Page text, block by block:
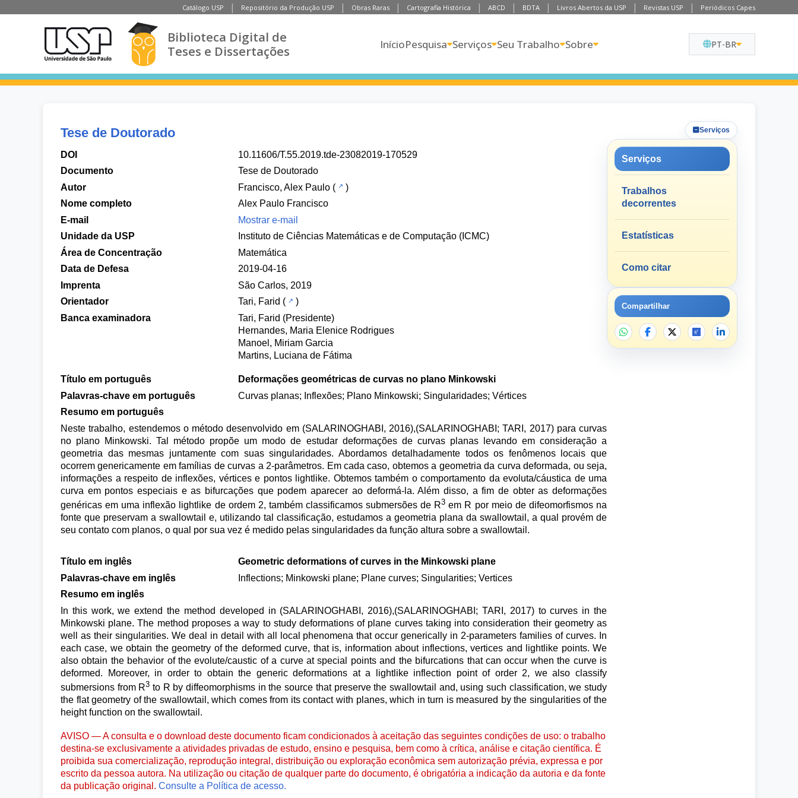
Catálogo USP Repositório da Produção USP Obras Raras Cartografia Histórica ABCD BDTA Livros Abertos da USP Revistas USP Periódicos Capes
Biblioteca Digital de
Teses e Dissertações
InícioPesquisa Serviços Seu Trabalho Sobre PT-BR
Tese de Doutorado
DOI
10.11606/T.55.2019.tde-23082019-170529
Documento
Tese de Doutorado
Autor
Francisco, Alex Paulo (
)
Nome completo
Alex Paulo Francisco
E-mail
Mostrar e-mail
Unidade da USP
Instituto de Ciências Matemáticas e de Computação (ICMC)
Área de Concentração
Matemática
Data de Defesa
2019-04-16
Imprenta
São Carlos, 2019
Orientador
Tari, Farid (
)
Banca examinadora
Tari, Farid (Presidente)
Hernandes, Maria Elenice Rodrigues
Manoel, Miriam Garcia
Martins, Luciana de Fátima
Título em português
Deformações geométricas de curvas no plano Minkowski
Palavras-chave em português
Curvas planas; Inflexões; Plano Minkowski; Singularidades; Vértices
Resumo em português
Neste trabalho, estendemos o método desenvolvido em (SALARINOGHABI, 2016),(SALARINOGHABI; TARI, 2017) para curvas
no plano Minkowski. Tal método propõe um modo de estudar deformações de curvas planas levando em consideração a
geometria das mesmas juntamente com suas singularidades. Abordamos detalhadamente todos os fenômenos locais que
ocorrem genericamente em famílias de curvas a 2-parâmetros. Em cada caso, obtemos a geometria da curva deformada, ou seja,
informações a respeito de inflexões, vértices e pontos lightlike. Obtemos também o comportamento da evoluta/cáustica de uma
curva em pontos especiais e as bifurcações que podem aparecer ao deformá-la. Além disso, a fim de obter as deformações
genéricas em uma inflexão lightlike de ordem 2, também classificamos submersões de R3 em R por meio de difeomorfismos na
fonte que preservam a swallowtail e, utilizando tal classificação, estudamos a geometria plana da swallowtail, a qual provém de
seu contato com planos, o qual por sua vez é medido pelas singularidades da função altura sobre a swallowtail.
Título em inglês
Geometric deformations of curves in the Minkowski plane
Palavras-chave em inglês
Inflections; Minkowski plane; Plane curves; Singularities; Vertices
Resumo em inglês
In this work, we extend the method developed in (SALARINOGHABI, 2016),(SALARINOGHABI; TARI, 2017) to curves in the
Minkowski plane. The method proposes a way to study deformations of plane curves taking into consideration their geometry as
well as their singularities. We deal in detail with all local phenomena that occur generically in 2-parameters families of curves. In
each case, we obtain the geometry of the deformed curve, that is, information about inflections, vertices and lightlike points. We
also obtain the behavior of the evolute/caustic of a curve at special points and the bifurcations that can occur when the curve is
deformed. Moreover, in order to obtain the generic deformations at a lightlike inflection point of order 2, we also classify
submersions from R3 to R by diffeomorphisms in the source that preserve the swallowtail and, using such classification, we study
the flat geometry of the swallowtail, which comes from its contact with planes, which in turn is measured by the singularities of the
height function on the swallowtail.
AVISO — A consulta e o download deste documento ficam condicionados à aceitação das seguintes condições de uso: o trabalho
destina-se exclusivamente a atividades privadas de estudo, ensino e pesquisa, bem como à crítica, análise e citação científica. É
proibida sua comercialização, reprodução integral, distribuição ou exploração econômica sem autorização prévia, expressa e por
escrito da pessoa autora. Na utilização ou citação de qualquer parte do documento, é obrigatória a indicação da autoria e da fonte
da publicação original. Consulte a Política de acesso.
Serviços
Serviços
Trabalhos
decorrentes
Estatísticas
Como citar
Compartilhar